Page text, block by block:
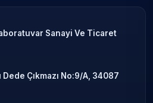
Sanayi Ve Ticaret
Çıkmazı No:9/A, 34087